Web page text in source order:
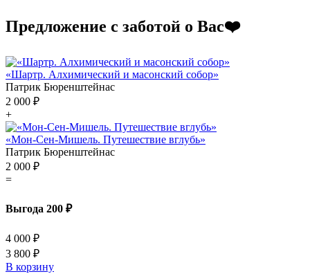
Предложение с заботой о Вас❤️
«Шартр. Алхимический и масонский собор»
Патрик Бюренштейнас
2 000 ₽
+
«Мон-Сен-Мишель. Путешествие вглубь»
Патрик Бюренштейнас
2 000 ₽
=
Выгода 200 ₽
4 000 ₽
3 800 ₽
В корзину